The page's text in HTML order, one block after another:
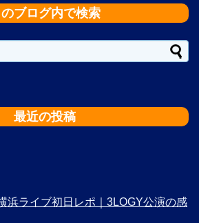
のブログ内で検索
最近の投稿
浜ライブ初日レポ｜3LOGY公演の感